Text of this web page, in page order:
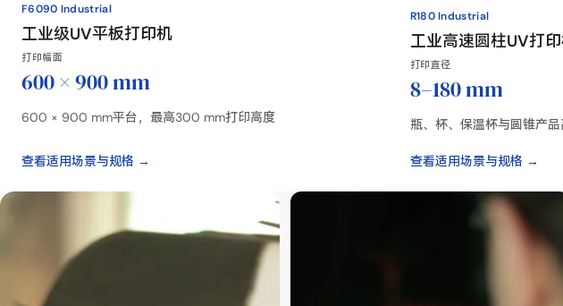
F6090 Industrial
工业级UV平板打印机
打印幅面
600 × 900 mm
600 × 900 mm平台，最高300 mm打印高度
查看适用场景与规格 →
R180 Industrial
工业高速圆柱UV打
打印直径
8–180 mm
瓶、杯、保温杯与圆锥产
查看适用场景与规格 →